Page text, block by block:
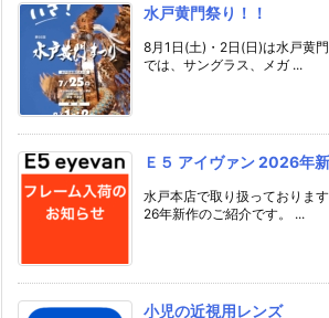
水戸黄門祭り！！
8月1日(土)・2日(日)は水戸黄
では、サングラス、メガ ...
Ｅ５ アイヴァン 2026年
水戸本店で取り扱っておりま
26年新作のご紹介です。 ...
小児の近視用レンズ